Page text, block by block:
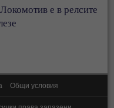
е в релсите
Общи условия